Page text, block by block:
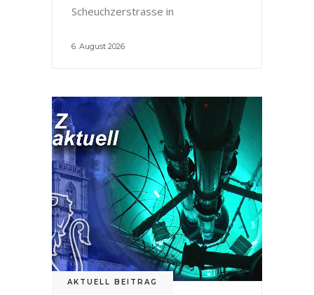
Scheuchzerstrasse in
6. August 2026
AKTUELL BEITRAG